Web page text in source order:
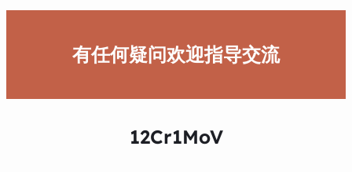
有任何疑问欢迎指导交流
12Cr1MoV